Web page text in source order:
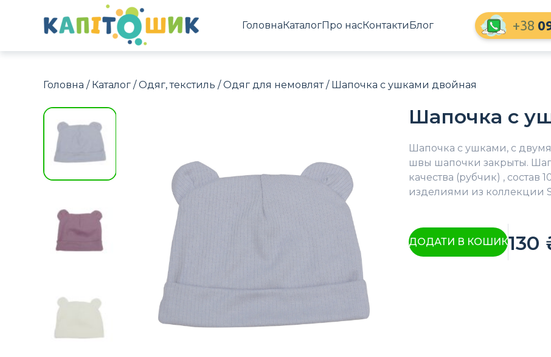
ГоловнаКаталогПро насКонтактиБлог +38
Головна / Каталог /Одяг, текстиль /Одяг для немовлят/ Шапочка с ушками двойная
Шапочка с
Шапочка с ушками, с
швы шапочки закрыты.
качества (рубчик) , состав
изделиями из коллекции
ДОДАТИ В КОШИК130